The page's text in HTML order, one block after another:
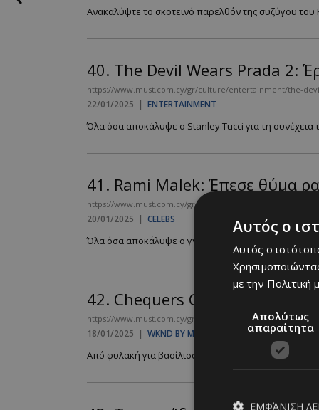
Ανακαλύψτε το σκοτεινό παρελθόν της συζύγου
40. The Devil Wears Prada 2:
https://www.must.com.cy/gr/culture/entertainment/the-
22/01/2025 | ENTERTAINMENT
Όλα όσα αποκάλυψε ο Stanley Tucci για τη συνέχεια
41. Rami Malek: Έπεσε θύμα
https://www.must.com.cy/gr/people/celebs/rami-malek-
20/01/2025 | CELEBS
Όλα όσα αποκάλυψε ο γνωστός ηθοποιός ...
42. Chequers Court: Το
https://www.must.com.cy/gr/wknd-by-must/chequers-
18/01/2025 | WKND BY MUST
Από φυλακή για βασίλισσες έως πολιτικές
Αυτός ο
Αυτός ο
με την Πολιτική
Απολύτως
απαραίτητα
ΕΜΦΆΝΙΣΗ